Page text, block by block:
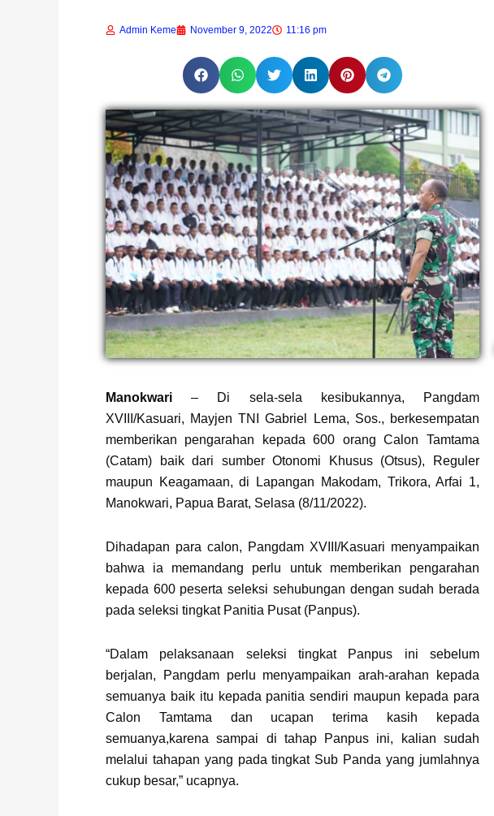
Admin Keme November 9, 2022 11:16 pm
Manokwari – Di sela-sela kesibukannya, Pangdam
XVIII/Kasuari, Mayjen TNI Gabriel Lema, Sos., berkesempatan
memberikan pengarahan kepada 600 orang Calon Tamtama
(Catam) baik dari sumber Otonomi Khusus (Otsus), Reguler
maupun Keagamaan, di Lapangan Makodam, Trikora, Arfai 1,
Manokwari, Papua Barat, Selasa (8/11/2022).
Dihadapan para calon, Pangdam XVIII/Kasuari menyampaikan
bahwa ia memandang perlu untuk memberikan pengarahan
kepada 600 peserta seleksi sehubungan dengan sudah berada
pada seleksi tingkat Panitia Pusat (Panpus).
“Dalam pelaksanaan seleksi tingkat Panpus ini sebelum
berjalan, Pangdam perlu menyampaikan arah-arahan kepada
semuanya baik itu kepada panitia sendiri maupun kepada para
Calon Tamtama dan ucapan terima kasih kepada
semuanya,karena sampai di tahap Panpus ini, kalian sudah
melalui tahapan yang pada tingkat Sub Panda yang jumlahnya
cukup besar,” ucapnya.